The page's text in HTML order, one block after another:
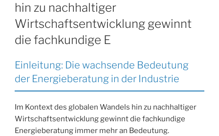
hin zu nachhaltiger
Wirtschaftsentwicklung gewinnt
die fachkundige E
Einleitung: Die wachsende Bedeutung
der Energieberatung in der Industrie
Im Kontext des globalen Wandels hin zu nachhaltiger
Wirtschaftsentwicklung gewinnt die fachkundige
Energieberatung immer mehr an Bedeutung.